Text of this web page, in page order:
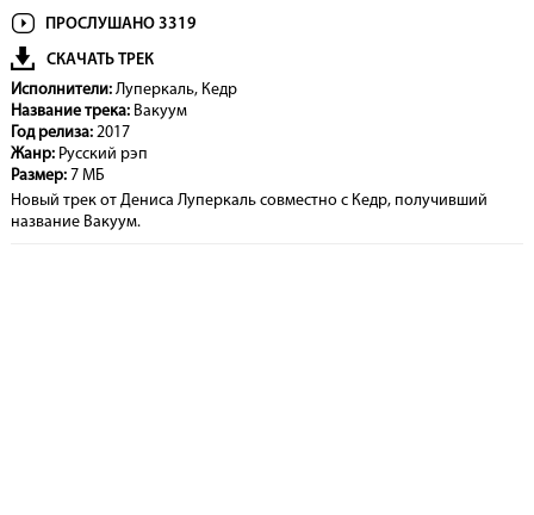
ПРОСЛУШАНО 3319
СКАЧАТЬ ТРЕК
Исполнители:Луперкаль, Кедр
Название трека:Вакуум
Год релиза:2017
Жанр:Русский рэп
Размер:7 МБ
Новый трек от Дениса Луперкаль совместно с Кедр, получивший
название Вакуум.